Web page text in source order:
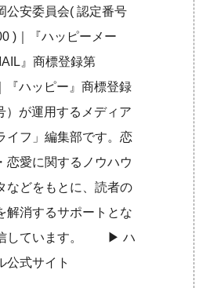
公安委員会( 認定番号
)｜『ハッピーメー
』商標登録第
『ハッピー』商標登録
）が運用するメディア
イフ」編集部です。恋
恋愛に関するノウハウ
などをもとに、読者の
解消するサポートとな
信しています。 ▶︎ハ
公式サイト